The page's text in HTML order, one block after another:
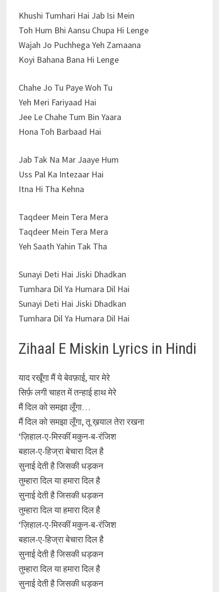
Khushi Tumhari Hai Jab Isi Mein
Toh Hum Bhi Aansu Chupa Hi Lenge
Wajah Jo Puchhega Yeh Zamaana
Koyi Bahana Bana Hi Lenge
Chahe Jo Tu Paye Woh Tu
Yeh Meri Fariyaad Hai
Jee Le Chahe Tum Bin Yaara
Hona Toh Barbaad Hai
Jab Tak Na Mar Jaaye Hum
Uss Pal Ka Intezaar Hai
Itna Hi Tha Kehna
Taqdeer Mein Tera Mera
Taqdeer Mein Tera Mera
Yeh Saath Yahin Tak Tha
Sunayi Deti Hai Jiski Dhadkan
Tumhara Dil Ya Humara Dil Hai
Sunayi Deti Hai Jiski Dhadkan
Tumhara Dil Ya Humara Dil Hai
Zihaal E Miskin Lyrics in Hindi
याद रखूँगा मैं ये बेवफ़ाई, यार मेरे
सिर्फ़ लगी चाहत में तन्हाई हाथ मेरे
मैं दिल को समझा लूँगा…
मैं दिल को समझा लूँगा, तू ख़याल तेरा रखना
‘ज़िहाल-ए-मिस्कीं मकुन-ब-रंजिश
बहाल-ए-हिज्रा बेचारा दिल है
सुनाई देती है जिसकी धड़कन
तुम्हारा दिल या हमारा दिल है
सुनाई देती है जिसकी धड़कन
तुम्हारा दिल या हमारा दिल है
‘ज़िहाल-ए-मिस्कीं मकुन-ब-रंजिश
बहाल-ए-हिज्रा बेचारा दिल है
सुनाई देती है जिसकी धड़कन
तुम्हारा दिल या हमारा दिल है
सुनाई देती है जिसकी धड़कन